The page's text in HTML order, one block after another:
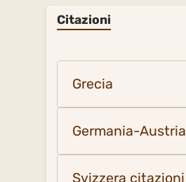
Citazioni
Grecia
Germania-Austria
Svizzera citazioni